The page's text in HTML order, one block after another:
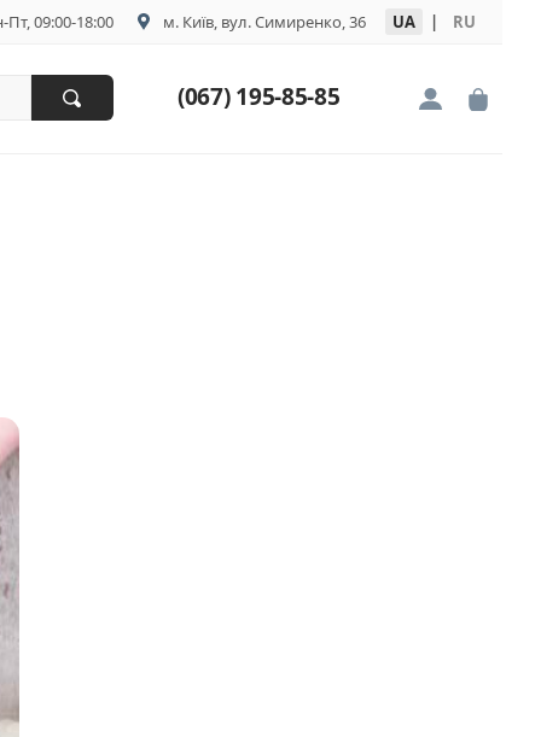
Пт, 09:00-18:00 м. Київ, вул. Симиренко, 36 UA | RU
(067) 195-85-85